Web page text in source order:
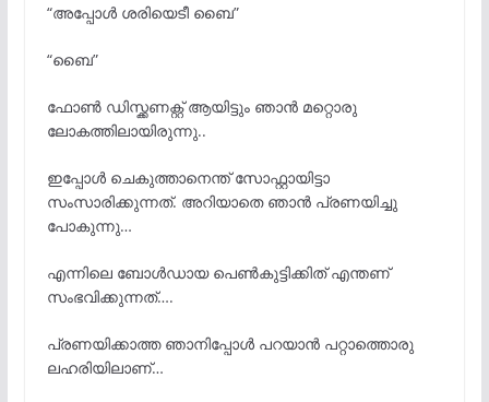
“അപ്പോൾ ശരിയെടീ ബൈ”
“ബൈ”
ഫോൺ ഡിസ്ക്കണക്റ്റ് ആയിട്ടും ഞാൻ മറ്റൊരു
ലോകത്തിലായിരുന്നു..
ഇപ്പോൾ ചെകുത്താനെന്ത് സോഫ്റ്റായിട്ടാ
സംസാരിക്കുന്നത്. അറിയാതെ ഞാൻ പ്രണയിച്ചു
പോകുന്നു…
എന്നിലെ ബോൾഡായ പെൺകുട്ടിക്കിത് എന്തണ്
സംഭവിക്കുന്നത്….
പ്രണയിക്കാത്ത ഞാനിപ്പോൾ പറയാൻ പറ്റാത്തൊരു
ലഹരിയിലാണ്…